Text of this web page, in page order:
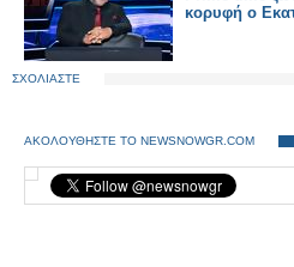
κορυφή ο
ΣΧΟΛΙΑΣΤΕ
ΑΚΟΛΟΥΘΗΣΤΕ ΤΟ NEWSNOWGR.COM